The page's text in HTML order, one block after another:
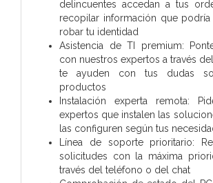
delincuentes accedan a tus
recopilar información que podría
robar tu identidad
Asistencia de TI premium:
con nuestros expertos a través
te ayuden con tus dudas
productos
Instalación experta remota:
expertos que instalen las
las configuren según tus
Línea de soporte prioritario:
solicitudes con la máxima
través del teléfono o del chat